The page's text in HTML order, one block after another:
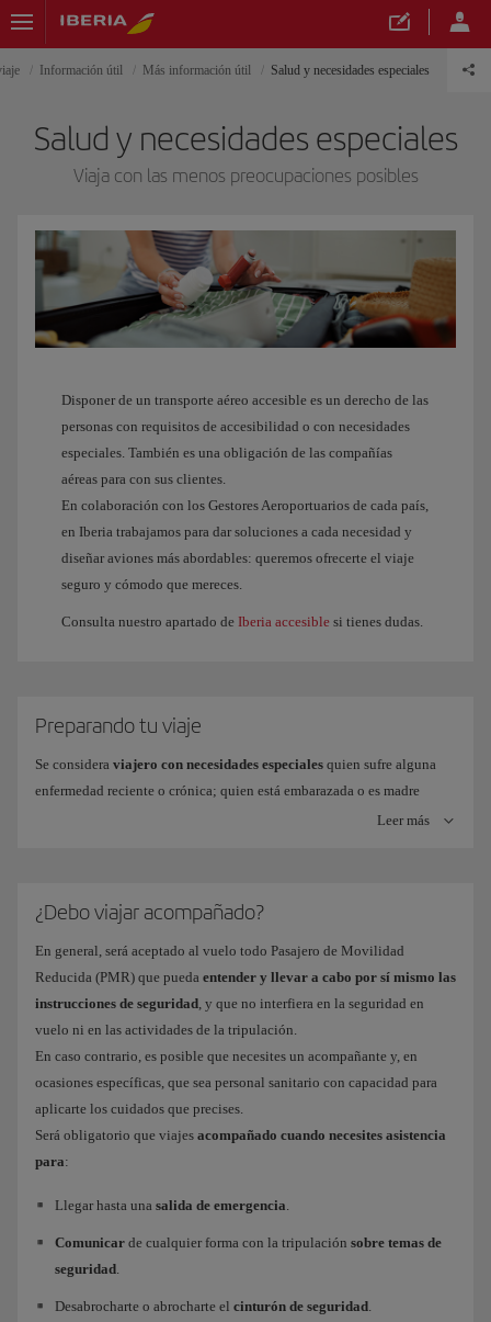
Información útil Más información útil Salud y necesidades especiales
Salud y necesidades especiales
Viaja con las menos preocupaciones posibles
Disponer de un transporte aéreo accesible es un derecho de las
personas con requisitos de accesibilidad o con necesidades
especiales. También es una obligación de las compañías
aéreas para con sus clientes.
En colaboración con los Gestores Aeroportuarios de cada país,
en Iberia trabajamos para dar soluciones a cada necesidad y
diseñar aviones más abordables: queremos ofrecerte el viaje
seguro y cómodo que mereces.
Consulta nuestro apartado de Iberia accesible si tienes dudas.
Preparando tu viaje
Se considera viajero con necesidades especiales quien sufre alguna
enfermedad reciente o crónica; quien está embarazada o es madre
reciente; y quien precisa ayuda a la hora de viajar (sillas de ruedas,
si padeces...
Problemas cardiovasculares.
Problemas respiratorios crónicos.
Anemia severa.
Diabetes inestable o cáncer.
Y en general, si por cualquier causa, dudas de tu estado de salud para
pediremos la autorización de nuestro Servicio Médico para volar:
Necesidad de suministro de oxígeno.
Leer más
¿Debo viajar acompañado?
En general, será aceptado al vuelo todo Pasajero de Movilidad
Reducida (PMR) que pueda entender y llevar a cabo por sí mismo las
instrucciones de seguridad , y que no interfiera en la seguridad en
vuelo ni en las actividades de la tripulación.
En caso contrario, es posible que necesites un acompañante y, en
ocasiones específicas, que sea personal sanitario con capacidad para
aplicarte los cuidados que precises.
Será obligatorio que viajes acompañado cuando necesites asistencia
para:
Llegar hasta una salida de emergencia
Comunicar de cualquier forma con la tripulación sobre temas de
seguridad
Desabrocharte o abrocharte el cinturón de seguridad